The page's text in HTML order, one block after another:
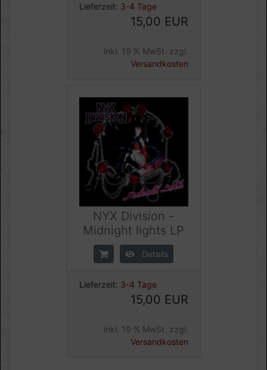
Lieferzeit: 3-4 Tage
15,00 EUR
inkl. 19 % MwSt. zzgl.
Versandkosten
NYX Division -
Midnight lights LP
Details
Lieferzeit: 3-4 Tage
15,00 EUR
inkl. 19 % MwSt. zzgl.
Versandkosten